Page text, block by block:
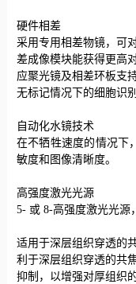
硬件相差
采用专用相差物镜，可
差成像模块能获得更高
应聚光镜及相差环板支
无标记情况下的细胞识
自动化水镜技术
在不牺牲速度的情况下
敏度和图像清晰度。
高强度激光光源
5- 或 8-高强度激光光源
适用于深层组织穿透的
利于深层组织穿透的共
抑制，以增强对厚组织